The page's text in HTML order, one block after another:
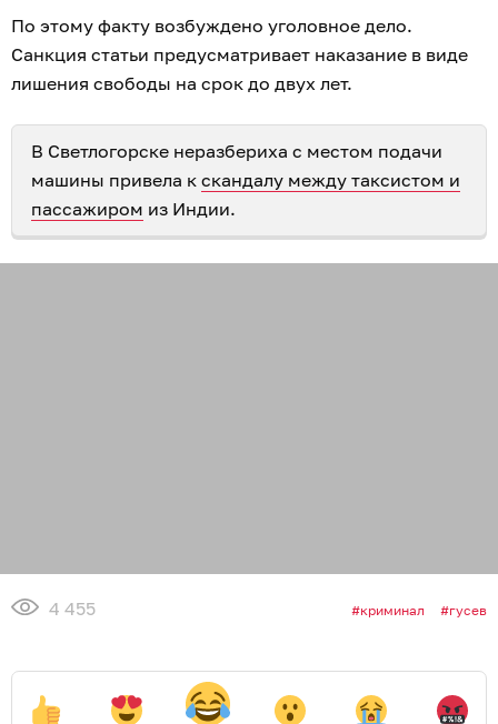
По этому факту возбуждено уголовное дело.
Санкция статьи предусматривает наказание в виде
лишения свободы на срок до двух лет.
В Светлогорске неразбериха с местом подачи
машины привела к скандалу между таксистом и
пассажиром из Индии.
4 455 криминал гусев